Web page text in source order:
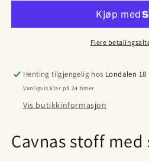
Flere
Henting tilgjengelig hos Londalen 18
Vanligvis klar på 24 timer
Vis butikkinformasjon
Cavnas stoff